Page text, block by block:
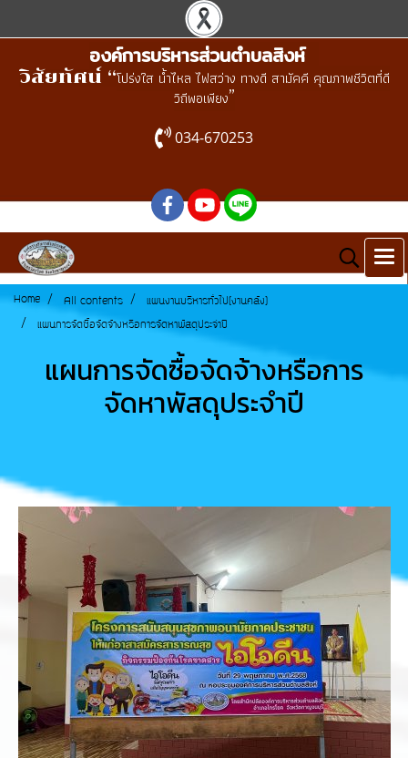
องค์การบริหารส่วนตำบลสิงห์
วิสัยทัศน์ “โปร่งใส น้ำไหล ไฟสว่าง ทางดี สามัคคี คุณภาพชีวิตที่ดี
วิถีพอเพียง”
034-670253
Home All contents แผนงานบริหารทั่วไป(งานคลัง)
แผนการจัดซื้อจัดจ้างหรือการจัดหาพัสดุประจำปี
แผนการจัดซื้อจัดจ้างหรือการ
จัดหาพัสดุประจำปี